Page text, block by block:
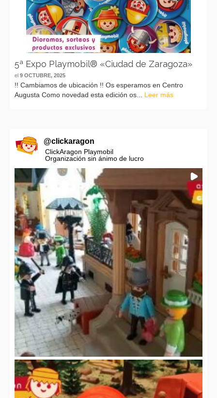
5ª Expo Playmobil® «Ciudad de Zaragoza»
el 9 OCTUBRE, 2025
!! Cambiamos de ubicación !! Os esperamos en Centro
Augusta Como novedad esta edición os... Leer más
@clickaragon
ClickAragon Playmobil
Organización sin ánimo de lucro